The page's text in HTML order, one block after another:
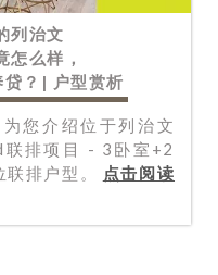
列治文
怎么样，
？| 户型赏析
您介绍位于列治文
排项目 - 3卧室+2
排户型。
点击阅读